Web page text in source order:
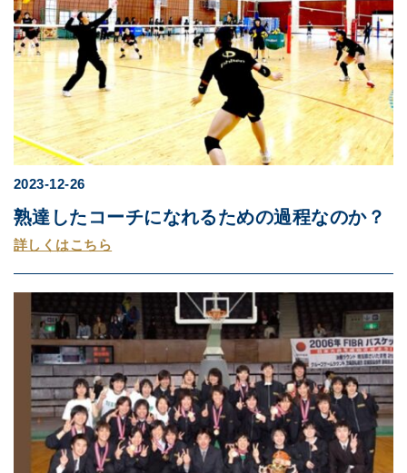
2023-12-26
熟達したコーチになれるための過程なのか？
詳しくはこちら